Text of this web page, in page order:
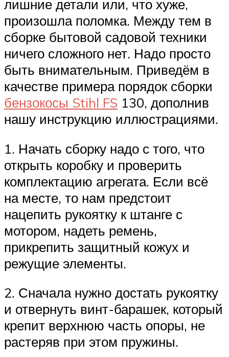
лишние детали или, что хуже,
произошла поломка. Между тем в
сборке бытовой садовой техники
ничего сложного нет. Надо просто
быть внимательным. Приведём в
качестве примера порядок сборки
бензокосы Stihl FS 130, дополнив
нашу инструкцию иллюстрациями.
1. Начать сборку надо с того, что
открыть коробку и проверить
комплектацию агрегата. Если всё
на месте, то нам предстоит
нацепить рукоятку к штанге с
мотором, надеть ремень,
прикрепить защитный кожух и
режущие элементы.
2. Сначала нужно достать рукоятку
и отвернуть винт-барашек, который
крепит верхнюю часть опоры, не
растеряв при этом пружины.